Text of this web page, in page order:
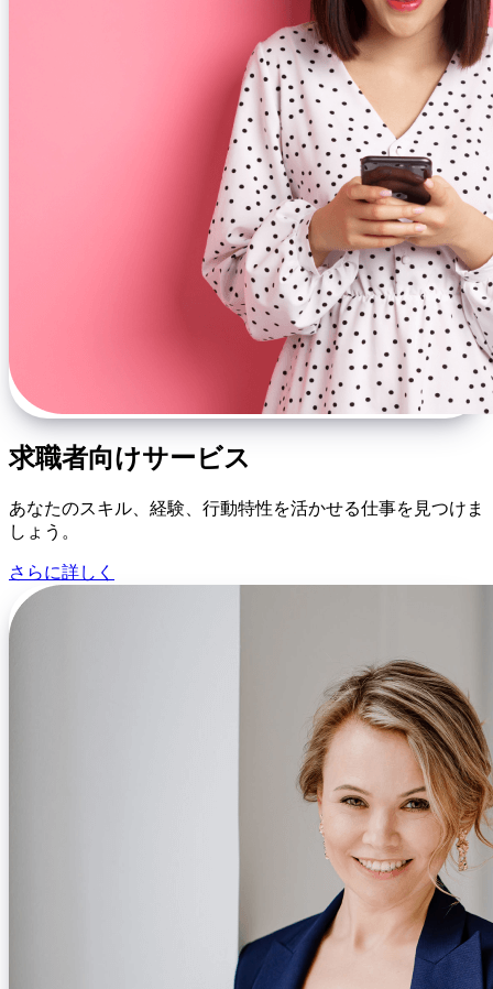
求職者向けサービス
あなたのスキル、経験、行動特性を活かせる仕事を見つけま
しょう。
さらに詳しく